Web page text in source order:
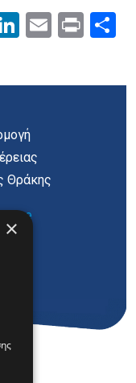
LinkedIn
EmailPrint
Θράκης
×